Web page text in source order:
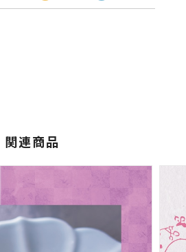
関連商品